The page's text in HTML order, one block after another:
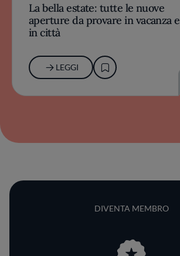
La bella estate: tutte le nuove
aperture da provare in vacanza e
in città
LEGGI
DIVENTA MEMBRO